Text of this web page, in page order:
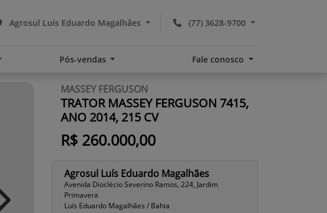
(77) 3628-9700
Agrosul Luís Eduardo Magalhães
Pós-vendas Fale conosco
MASSEY FERGUSON
TRATOR MASSEY FERGUSON 7415,
ANO 2014, 215 CV
R$ 260.000,00
Agrosul Luís Eduardo Magalhães
Avenida Dioclécio Severino Ramos, 224, Jardim
Primavera
Luís Eduardo Magalhães / Bahia
Next